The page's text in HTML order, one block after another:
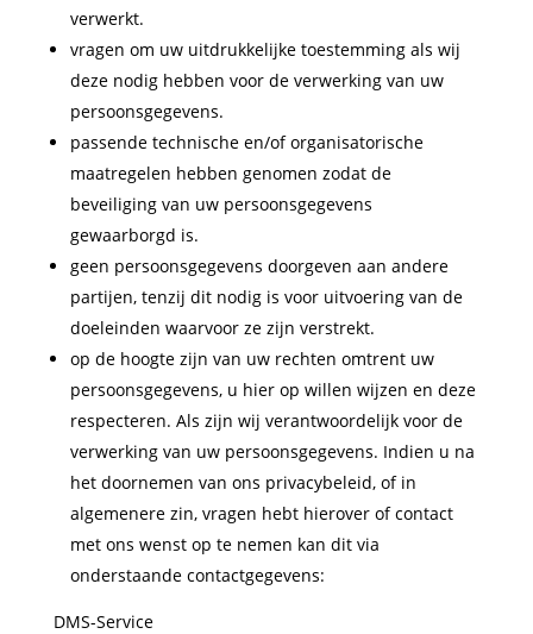
verwerkt.
vragen om uw uitdrukkelijke toestemming als wij
deze nodig hebben voor de verwerking van uw
persoonsgegevens.
passende technische en/of organisatorische
maatregelen hebben genomen zodat de
beveiliging van uw persoonsgegevens
gewaarborgd is.
geen persoonsgegevens doorgeven aan andere
partijen, tenzij dit nodig is voor uitvoering van de
doeleinden waarvoor ze zijn verstrekt.
op de hoogte zijn van uw rechten omtrent uw
persoonsgegevens, u hier op willen wijzen en deze
respecteren. Als zijn wij verantwoordelijk voor de
verwerking van uw persoonsgegevens. Indien u na
het doornemen van ons privacybeleid, of in
algemenere zin, vragen hebt hierover of contact
met ons wenst op te nemen kan dit via
onderstaande contactgegevens:
DMS-Service